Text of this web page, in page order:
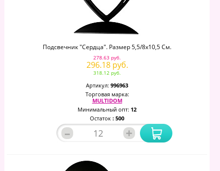
Подсвечник "Сердца". Размер 5,5/8х10,5 См.
278.63 руб.
296.18 руб.
318.12 руб.
Артикул: 996963
Торговая марка:
MULTIDOM
Минимальный опт: 12
Остаток : 500
– +